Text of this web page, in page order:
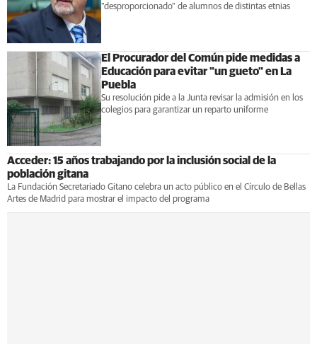
"desproporcionado" de alumnos de distintas etnias
El Procurador del Común pide medidas a
Educación para evitar "un gueto" en La
Puebla
Su resolución pide a la Junta revisar la admisión en los
colegios para garantizar un reparto uniforme
Acceder: 15 años trabajando por la inclusión social de la
población gitana
La Fundación Secretariado Gitano celebra un acto público en el Círculo de Bellas
Artes de Madrid para mostrar el impacto del programa